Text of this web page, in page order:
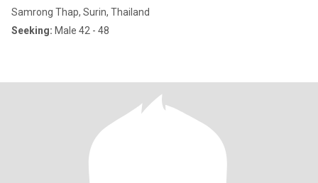
Samrong Thap, Surin, Thailand
Seeking: Male 42 - 48